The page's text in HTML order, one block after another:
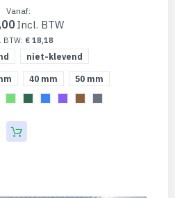
Vanaf
€ 18,18
niet-klevend
40 mm 50 mm